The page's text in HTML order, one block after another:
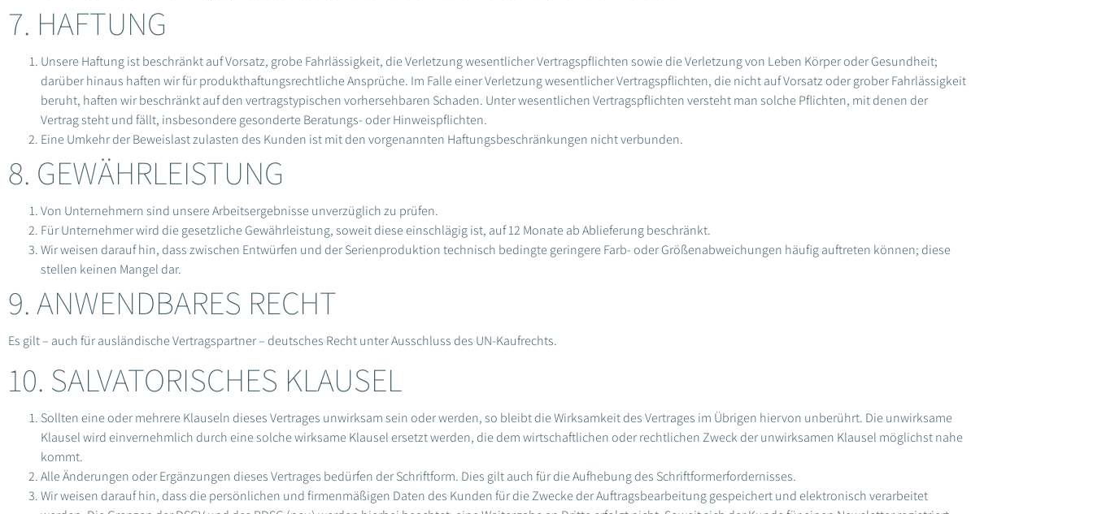
7. HAFTUNG
Unsere Haftung ist beschränkt auf Vorsatz, grobe Fahrlässigkeit, die Verletzung wesentlicher Vertragspflichten sowie die Verlet­zung von Leben Körper oder Gesundheit;
darüber hinaus haften wir für produkthaftungsrechtliche Ansprüche. Im Falle einer Ver­letzung wesentlicher Vertragspflichten, die nicht auf Vorsatz oder grober Fahrlässigkeit
beruht, haften wir beschränkt auf den ver­tragstypischen vorhersehbaren Schaden. Unter wesentlichen Vertragspflichten versteht man solche Pflichten, mit denen der
Vertrag steht und fällt, insbesondere gesonderte Beratungs- oder Hinweispflichten.
Eine Umkehr der Beweislast zulasten des Kunden ist mit den vorgenannten Haftungsbeschränkungen nicht verbunden.
8. GEWÄHRLEISTUNG
Von Unternehmern sind unsere Arbeitsergebnisse unverzüglich zu prüfen.
Für Unternehmer wird die gesetzliche Gewährleistung, soweit diese einschlägig ist, auf 12 Monate ab Ablieferung beschränkt.
Wir weisen darauf hin, dass zwischen Entwürfen und der Serienproduktion technisch bedingte geringere Farb- oder Größenabwei­chungen häufig auftreten können; diese
stellen keinen Mangel dar.
9. ANWENDBARES RECHT
Es gilt – auch für ausländische Vertragspartner – deutsches Recht unter Ausschluss des UN-Kaufrechts.
10. SALVATORISCHES KLAUSEL
Sollten eine oder mehrere Klauseln dieses Vertrages unwirksam sein oder werden, so bleibt die Wirksamkeit des Vertrages im Übrigen hiervon unberührt. Die unwirksame
Klausel wird einvernehmlich durch eine solche wirksame Klausel ersetzt werden, die dem wirtschaftlichen oder rechtlichen Zweck der unwirksamen Klausel möglichst nahe
kommt.
Alle Änderungen oder Ergänzungen dieses Vertrages bedürfen der Schriftform. Dies gilt auch für die Aufhebung des Schrift­formerfordernisses.
Wir weisen darauf hin, dass die persönlichen und firmenmäßigen Daten des Kunden für die Zwecke der Auftragsbearbeitung gespeichert und elektronisch verarbeitet